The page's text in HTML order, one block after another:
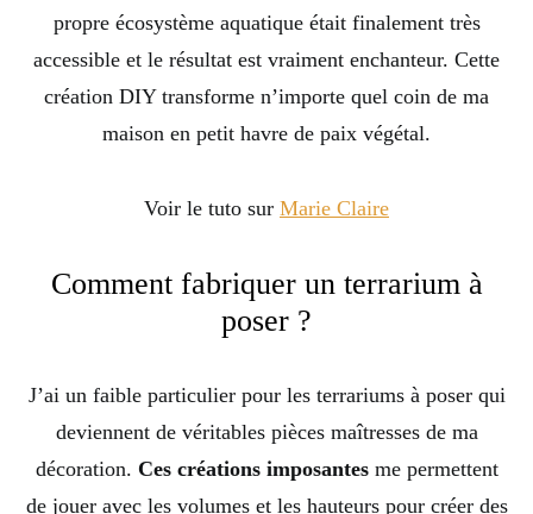
propre écosystème aquatique était finalement très
accessible et le résultat est vraiment enchanteur. Cette
création DIY transforme n’importe quel coin de ma
maison en petit havre de paix végétal.
Voir le tuto sur Marie Claire
Comment fabriquer un terrarium à
poser ?
J’ai un faible particulier pour les terrariums à poser qui
deviennent de véritables pièces maîtresses de ma
décoration. Ces créations imposantesme permettent
de jouer avec les volumes et les hauteurs pour créer des